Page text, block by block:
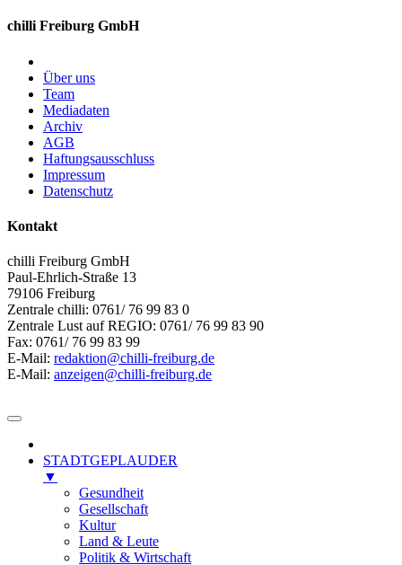
chilli Freiburg GmbH
Über uns
Team
Mediadaten
Archiv
AGB
Haftungsausschluss
Impressum
Datenschutz
Kontakt
chilli Freiburg GmbH
Paul-Ehrlich-Straße 13
79106 Freiburg
Zentrale chilli: 0761/ 76 99 83 0
Zentrale Lust auf REGIO: 0761/ 76 99 83 90
Fax: 0761/ 76 99 83 99
E-Mail: redaktion@chilli-freiburg.de
E-Mail: anzeigen@chilli-freiburg.de
STADTGEPLAUDER
▼
Gesundheit
Gesellschaft
Kultur
Land & Leute
Politik & Wirtschaft